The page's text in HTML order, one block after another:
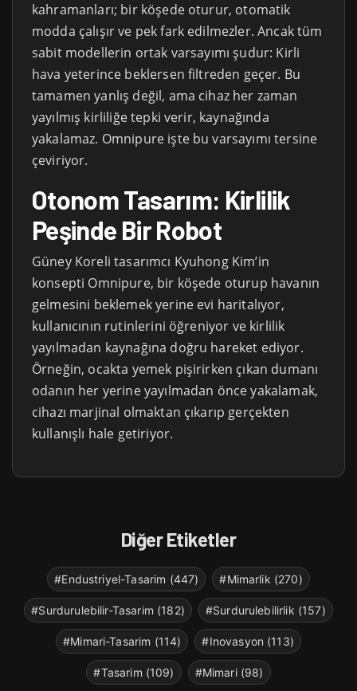
kahramanları; bir köşede oturur, otomatik
modda çalışır ve pek fark edilmezler. Ancak tüm
sabit modellerin ortak varsayımı şudur: Kirli
hava yeterince beklersen filtreden geçer. Bu
tamamen yanlış değil, ama cihaz her zaman
yayılmış kirliliğe tepki verir, kaynağında
yakalamaz. Omnipure işte bu varsayımı tersine
çeviriyor.
Otonom Tasarım: Kirlilik
Peşinde Bir Robot
Güney Koreli tasarımcı Kyuhong Kim’in
konsepti Omnipure, bir köşede oturup havanın
gelmesini beklemek yerine evi haritalıyor,
kullanıcının rutinlerini öğreniyor ve kirlilik
yayılmadan kaynağına doğru hareket ediyor.
Örneğin, ocakta yemek pişirirken çıkan dumanı
odanın her yerine yayılmadan önce yakalamak,
cihazı marjinal olmaktan çıkarıp gerçekten
kullanışlı hale getiriyor.
Diğer Etiketler
#Endustriyel-Tasarim (447) #Mimarlik (270)
#Surdurulebilir-Tasarim (182) #Surdurulebilirlik (157)
#Mimari-Tasarim (114) #Inovasyon (113)
#Tasarim (109) #Mimari (98)